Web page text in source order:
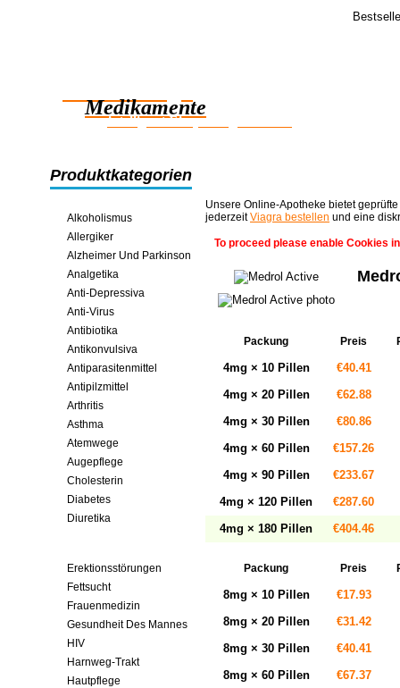
Medikamente
intelligent Einsparungen online
Produktkategorien
Alkoholismus
Allergiker
Alzheimer Und Parkinson
Analgetika
Anti-Depressiva
Anti-Virus
Antibiotika
Antikonvulsiva
Antiparasitenmittel
Antipilzmittel
Arthritis
Asthma
Atemwege
Augepflege
Cholesterin
Diabetes
Diuretika
Erektionsstörungen
Fettsucht
Frauenmedizin
Gesundheit Des Mannes
HIV
Harnweg-Trakt
Hautpflege
Unsere Online-Apotheke bietet
jederzeitViagra bestellen und eine
To proceed please enable Cookies
Packung Preis
4mg × 10 Pillen
€40.41
4mg × 20 Pillen
€62.88
4mg × 30 Pillen
€80.86
4mg × 60 Pillen
€157.26
4mg × 90 Pillen
€233.67
4mg × 120 Pillen
€287.60
4mg × 180 Pillen
€404.46
Packung Preis
8mg × 10 Pillen
€17.93
8mg × 20 Pillen
€31.42
8mg × 30 Pillen
€40.41
8mg × 60 Pillen
€67.37